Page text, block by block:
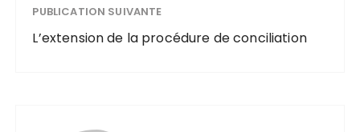
PUBLICATION SUIVANTE
L’extension de la procédure de conciliation